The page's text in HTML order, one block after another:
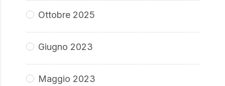
Ottobre 2025
Giugno 2023
Maggio 2023